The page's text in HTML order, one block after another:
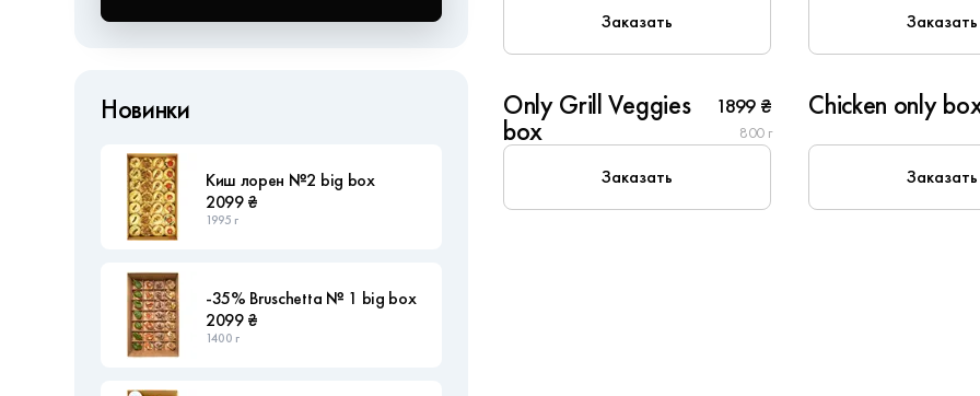
Заказать Заказать
6
Only Grill Veggies
box
1899 ₴
800 г
Заказать
6
Chicken only
Заказать
Новинки
Киш лорен №2 big box
2099 ₴
1995 г
-35% Bruschetta № 1 big box
2099 ₴
1400 г